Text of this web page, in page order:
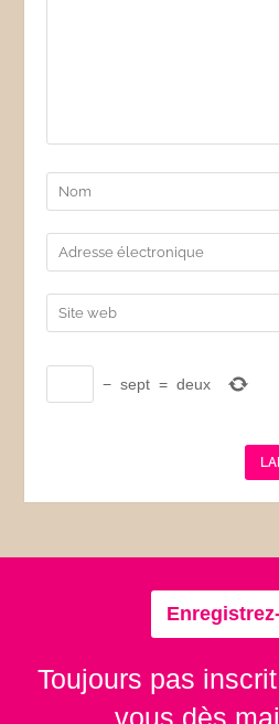
− sept = deux
Toujours pas
vous dès